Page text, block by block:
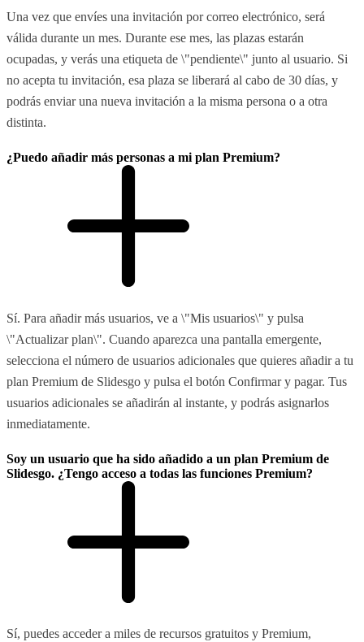
Una vez que envíes una invitación por correo electrónico, será
válida durante un mes. Durante ese mes, las plazas estarán
ocupadas, y verás una etiqueta de \"pendiente\" junto al usuario. Si
no acepta tu invitación, esa plaza se liberará al cabo de 30 días, y
podrás enviar una nueva invitación a la misma persona o a otra
distinta.
¿Puedo añadir más personas a mi plan Premium?
Sí. Para añadir más usuarios, ve a \"Mis usuarios\" y pulsa
\"Actualizar plan\". Cuando aparezca una pantalla emergente,
selecciona el número de usuarios adicionales que quieres añadir a tu
plan Premium de Slidesgo y pulsa el botón Confirmar y pagar. Tus
usuarios adicionales se añadirán al instante, y podrás asignarlos
inmediatamente.
Soy un usuario que ha sido añadido a un plan Premium de
Slidesgo. ¿Tengo acceso a todas las funciones Premium?
Sí, puedes acceder a miles de recursos gratuitos y Premium,